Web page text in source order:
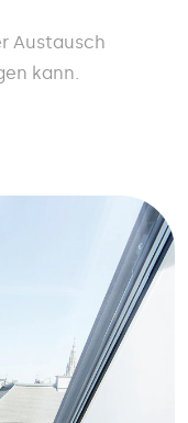
Austausch
kann.